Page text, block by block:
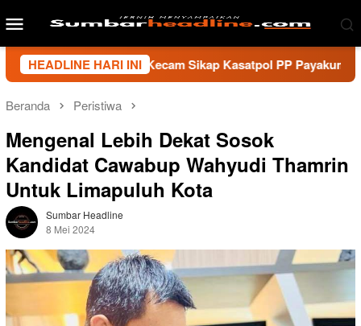
ke
Menu
Mobile
HEADLINE HARI INI
Sumbar Kecam Sikap Kasatpol PP Payakumbuh, Minta
Beranda Peristiwa
Mengenal Lebih Dekat Sosok
Kandidat Cawabup Wahyudi Thamrin
Untuk Limapuluh Kota
Sumbar Headline
8 Mei 2024